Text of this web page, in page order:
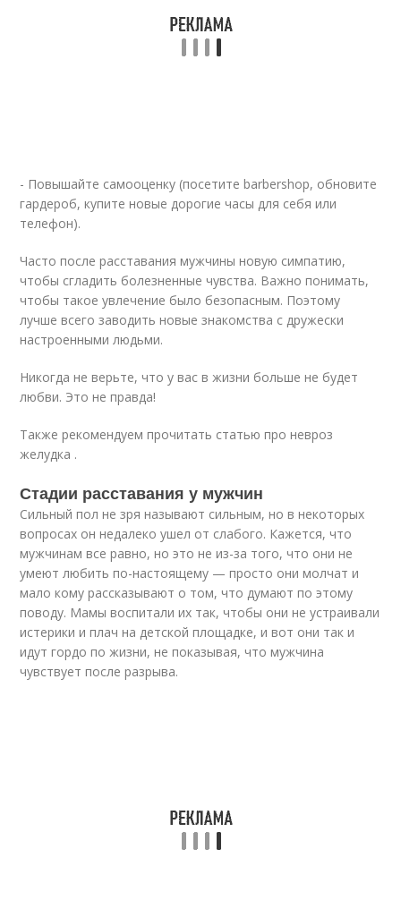
- Повышайте самооценку (посетите barbershop, обновите
гардероб, купите новые дорогие часы для себя или
телефон).
Часто после расставания мужчины новую симпатию,
чтобы сгладить болезненные чувства. Важно понимать,
чтобы такое увлечение было безопасным. Поэтому
лучше всего заводить новые знакомства с дружески
настроенными людьми.
Никогда не верьте, что у вас в жизни больше не будет
любви. Это не правда!
Также рекомендуем прочитать статью про невроз
желудка .
Стадии расставания у мужчин
Сильный пол не зря называют сильным, но в некоторых
вопросах он недалеко ушел от слабого. Кажется, что
мужчинам все равно, но это не из-за того, что они не
умеют любить по-настоящему — просто они молчат и
мало кому рассказывают о том, что думают по этому
поводу. Мамы воспитали их так, чтобы они не устраивали
истерики и плач на детской площадке, и вот они так и
идут гордо по жизни, не показывая, что мужчина
чувствует после разрыва.